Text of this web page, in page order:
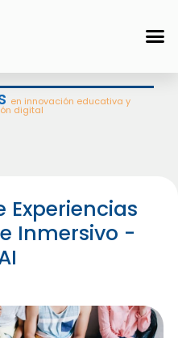
en innovación educativa y
digital
Experiencias
Inmersivo -